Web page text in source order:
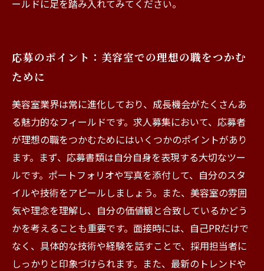
ールドに足を踏み入れてみてください。
応募のポイント：美容室での理想の職をつかむ
ために
美容室業界は常に進化しており、成長機会がたくさんあ
る魅力的なフィールドです。求人募集において、応募者
が理想の職をつかむためにはいくつかのポイントがあり
ます。まず、応募書類は自分自身を表現する大切なツー
ルです。ポートフォリオや写真を添付して、自分のスタ
イルや技術をアピールしましょう。また、美容室の雰囲
気や理念を理解し、自分の価値観と合致しているかどう
かを考えることも重要です。面接時には、自己PRだけで
なく、具体的な技術や経験を話すことで、採用担当者に
しっかりと印象づけられます。また、最新のトレンドや